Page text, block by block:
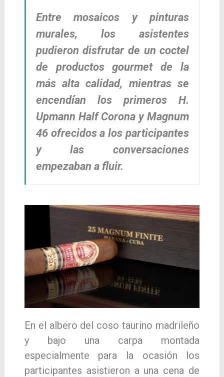
Entre mosaicos y pinturas
murales, los asistentes
pudieron disfrutar de un coctel
de productos gourmet de la
más alta calidad, mientras se
encendían los primeros H.
Upmann Half Corona y Magnum
46 ofrecidos a los participantes
y las conversaciones
empezaban a fluir.
En el albero del coso taurino madrileño
y bajo una carpa montada
especialmente para la ocasión los
participantes asistieron a una cena de